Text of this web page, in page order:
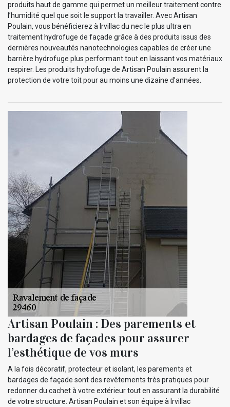
produits haut de gamme qui permet un meilleur traitement contre
l’humidité quel que soit le support la travailler. Avec Artisan
Poulain, vous bénéficierez à Irvillac du nec le plus ultra en
traitement hydrofuge de façade grâce à des produits issus des
dernières nouveautés nanotechnologies capables de créer une
barrière hydrofuge plus performant tout en laissant vos matériaux
respirer. Les produits hydrofuge de Artisan Poulain assurent la
protection de votre toit pour au moins une dizaine d’années.
Artisan Poulain : Des parements et
bardages de façades pour assurer
l’esthétique de vos murs
A la fois décoratif, protecteur et isolant, les parements et
bardages de façade sont des revêtements très pratiques pour
redonner du cachet à votre extérieur tout en assurant la durabilité
de votre structure. Artisan Poulain et son équipe à Irvillac